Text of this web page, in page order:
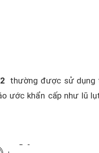
thường được sử dụng
ước khẩn cấp như lũ